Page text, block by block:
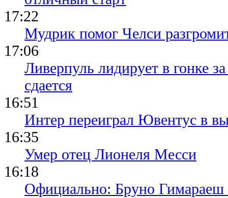
17:22
Мудрик помог Челси
17:06
Ливерпуль лидирует в гонке
сдается
16:51
Интер переиграл Ювентус в
16:35
Умер отец Лионеля Месси
16:18
Официально: Бруно Гимараеш